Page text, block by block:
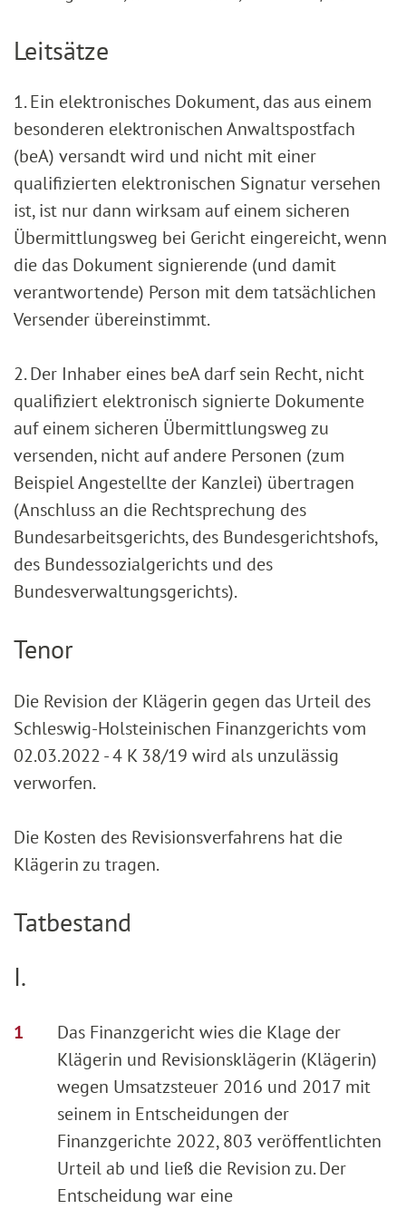
Leitsätze
1. Ein elektronisches Dokument, das aus einem
besonderen elektronischen Anwaltspostfach
(beA) versandt wird und nicht mit einer
qualifizierten elektronischen Signatur versehen
ist, ist nur dann wirksam auf einem sicheren
Übermittlungsweg bei Gericht eingereicht, wenn
die das Dokument signierende (und damit
verantwortende) Person mit dem tatsächlichen
Versender übereinstimmt.
2. Der Inhaber eines beA darf sein Recht, nicht
qualifiziert elektronisch signierte Dokumente
auf einem sicheren Übermittlungsweg zu
versenden, nicht auf andere Personen (zum
Beispiel Angestellte der Kanzlei) übertragen
(Anschluss an die Rechtsprechung des
Bundesarbeitsgerichts, des Bundesgerichtshofs,
des Bundessozialgerichts und des
Bundesverwaltungsgerichts).
Tenor
Die Revision der Klägerin gegen das Urteil des
Schleswig-Holsteinischen Finanzgerichts vom
02.03.2022 - 4 K 38/19 wird als unzulässig
verworfen.
Die Kosten des Revisionsverfahrens hat die
Klägerin zu tragen.
Tatbestand
I.
Das Finanzgericht wies die Klage der
Klägerin und Revisionsklägerin (Klägerin)
wegen Umsatzsteuer 2016 und 2017 mit
seinem in Entscheidungen der
Finanzgerichte 2022, 803 veröffentlichten
Urteil ab und ließ die Revision zu. Der
Entscheidung war eine